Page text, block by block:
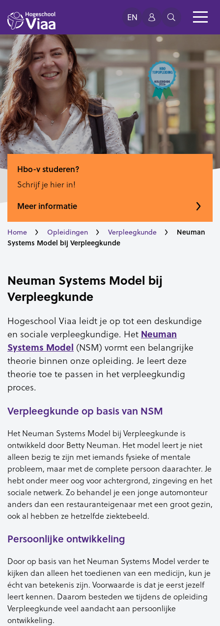
EN
Hbo-v studeren?
Schrijf je hier in!
Meer informatie
Home Opleidingen Verpleegkunde
Neuman
Systems Model bij Verpleegkunde
Neuman Systems Model bij
Verpleegkunde
Hogeschool Viaa leidt je op tot een deskundige
en sociale verpleegkundige. Het Neuman
Systems Model (NSM) vormt een belangrijke
theorie binnen onze opleiding. Je leert deze
theorie toe te passen in het verpleegkundig
proces.
Verpleegkunde op basis van NSM
Het Neuman Systems Model bij Verpleegkunde is
ontwikkeld door Betty Neuman. Het model leert je niet
alleen bezig te zijn met iemands fysieke of mentale
probleem, maar met de complete persoon daarachter. Je
hebt onder meer oog voor achtergrond, zingeving en het
sociale netwerk. Zo behandel je een jonge automonteur
anders dan een restauranteigenaar met een groot gezin,
ook al hebben ze hetzelfde ziektebeeld.
Persoonlijke ontwikkeling
Door op basis van het Neuman Systems Model verder te
kijken dan alleen het toedienen van een medicijn, kun je
écht van betekenis zijn. Voorwaarde is dat je eerst jezelf
leert kennen. Daarom besteden we tijdens de opleiding
Verpleegkunde veel aandacht aan persoonlijke
ontwikkeling.